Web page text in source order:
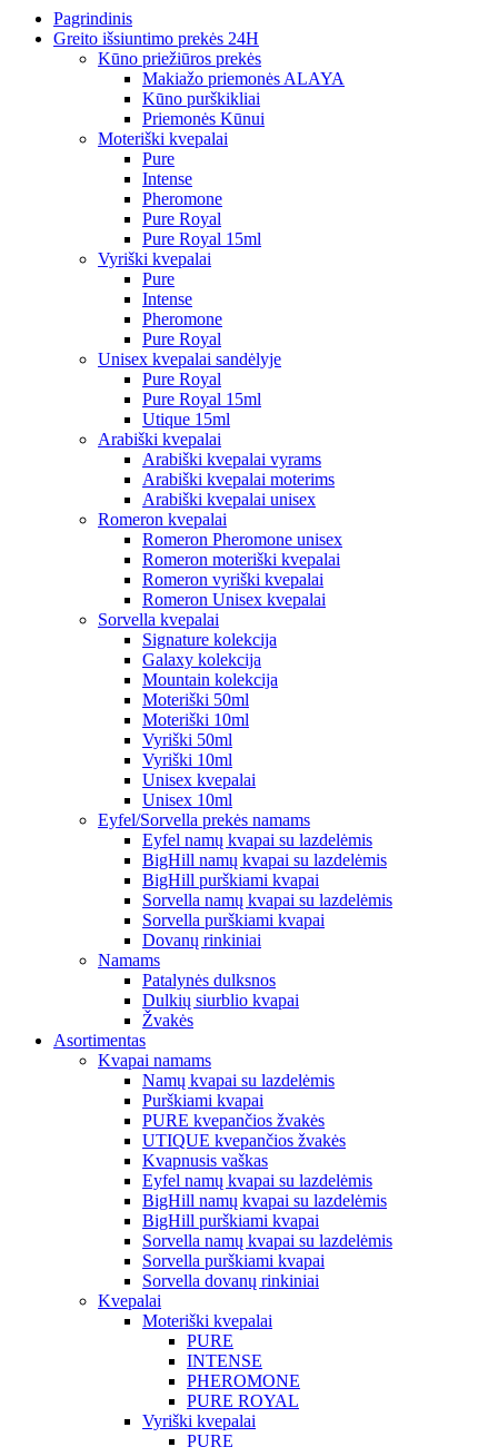
Pagrindinis
Greito išsiuntimo prekės 24H
Kūno priežiūros prekės
Makiažo priemonės ALAYA
Kūno purškikliai
Priemonės Kūnui
Moteriški kvepalai
Pure
Intense
Pheromone
Pure Royal
Pure Royal 15ml
Vyriški kvepalai
Pure
Intense
Pheromone
Pure Royal
Unisex kvepalai sandėlyje
Pure Royal
Pure Royal 15ml
Utique 15ml
Arabiški kvepalai
Arabiški kvepalai vyrams
Arabiški kvepalai moterims
Arabiški kvepalai unisex
Romeron kvepalai
Romeron Pheromone unisex
Romeron moteriški kvepalai
Romeron vyriški kvepalai
Romeron Unisex kvepalai
Sorvella kvepalai
Signature kolekcija
Galaxy kolekcija
Mountain kolekcija
Moteriški 50ml
Moteriški 10ml
Vyriški 50ml
Vyriški 10ml
Unisex kvepalai
Unisex 10ml
Eyfel/Sorvella prekės namams
Eyfel namų kvapai su lazdelėmis
BigHill namų kvapai su lazdelėmis
BigHill purškiami kvapai
Sorvella namų kvapai su lazdelėmis
Sorvella purškiami kvapai
Dovanų rinkiniai
Namams
Patalynės dulksnos
Dulkių siurblio kvapai
Žvakės
Asortimentas
Kvapai namams
Namų kvapai su lazdelėmis
Purškiami kvapai
PURE kvepančios žvakės
UTIQUE kvepančios žvakės
Kvapnusis vaškas
Eyfel namų kvapai su lazdelėmis
BigHill namų kvapai su lazdelėmis
BigHill purškiami kvapai
Sorvella namų kvapai su lazdelėmis
Sorvella purškiami kvapai
Sorvella dovanų rinkiniai
Kvepalai
Moteriški kvepalai
PURE
INTENSE
PHEROMONE
PURE ROYAL
Vyriški kvepalai
PURE